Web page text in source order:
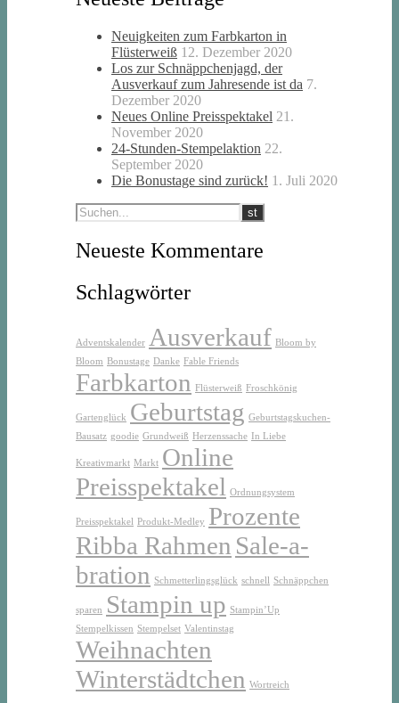
Neuigkeiten zum Farbkarton in
Flüsterweiß 12. Dezember 2020
Los zur Schnäppchenjagd, der
Ausverkauf zum Jahresende ist da 7.
Dezember 2020
Neues Online Preisspektakel 21.
November 2020
24-Stunden-Stempelaktion 22.
September 2020
Die Bonustage sind zurück! 1. Juli 2020
Neueste Kommentare
Schlagwörter
Adventskalender Ausverkauf Bloom by
Bloom Bonustage Danke Fable Friends
Farbkarton Flüsterweiß Froschkönig
Gartenglück Geburtstag Geburtstagskuchen-
Bausatz goodie Grundweiß Herzenssache In Liebe
Kreativmarkt Markt Online
Preisspektakel
Ordnungsystem
Preisspektakel Produkt-Medley Prozente
Ribba Rahmen Sale-a-
bration Schmetterlingsglück schnell Schnäppchen
sparen Stampin up Stampin’Up
Stempelkissen Stempelset Valentinstag
Weihnachten
Winterstädtchen Wortreich